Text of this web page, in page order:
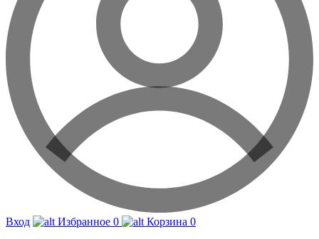
Вход Избранное 0 Корзина 0